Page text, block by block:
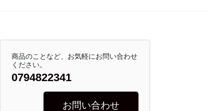
商品のことなど、お気軽にお問い合わせ
ください。
0794822341
お問い合わせ